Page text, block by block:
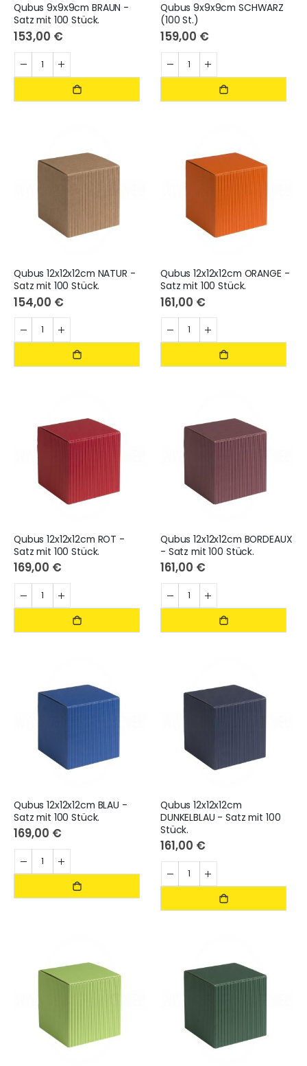
Qubus 9x9x9cm BRAUN -
Satz mit 100 Stück.
153,00 €
Qubus 9x9x9cm SCHWARZ
(100 St.)
159,00 €
Qubus 12x12x12cm NATUR -
Satz mit 100 Stück.
154,00 €
Qubus 12x12x12cm ORANGE -
Satz mit 100 Stück.
161,00 €
Qubus 12x12x12cm ROT -
Satz mit 100 Stück.
169,00 €
Qubus 12x12x12cm BORDEAUX
- Satz mit 100 Stück.
161,00 €
Qubus 12x12x12cm BLAU -
Satz mit 100 Stück.
169,00 €
Qubus 12x12x12cm
DUNKELBLAU - Satz mit 100
Stück.
161,00 €